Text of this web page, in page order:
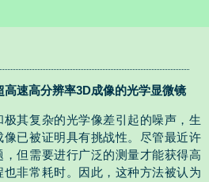
速高分辨率3D成像的光学显微镜
其复杂的光学像差引起的噪声，生
已被证明具有挑战性。尽管最近许
但需要进行广泛的测量才能获得高
非常耗时。因此，这种方法被认为